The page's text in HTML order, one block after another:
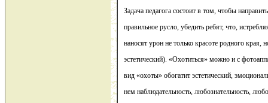
Задача педагога состоит в том, чтобы
правильное русло, убедить ребят, что,
наносят урон не только красоте родного края,
эстетический). «Охотиться» можно и с
вид «охоты» обогатит эстетический,
нем наблюдательность, любознательность,